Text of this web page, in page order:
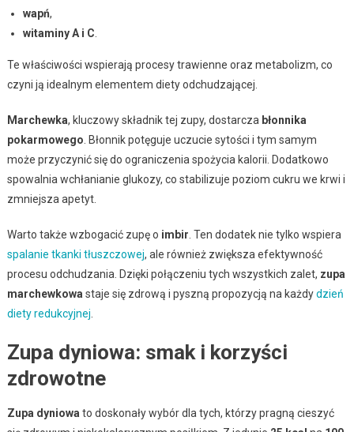
wapń,
witaminy A i C
Te właściwości wspierają procesy trawienne oraz metabolizm, co
czyni ją idealnym elementem diety odchudzającej.
Marchewka, kluczowy składnik tej zupy, dostarcza błonnika
pokarmowego . Błonnik potęguje uczucie sytości i tym samym
może przyczynić się do ograniczenia spożycia kalorii. Dodatkowo
spowalnia wchłanianie glukozy, co stabilizuje poziom cukru we krwi i
zmniejsza apetyt.
Warto także wzbogacić zupę o imbir . Ten dodatek nie tylko wspiera
spalanie tkanki tłuszczowej, ale również zwiększa efektywność
procesu odchudzania. Dzięki połączeniu tych wszystkich zalet, zupa
marchewkowa staje się zdrową i pyszną propozycją na każdydzień
diety redukcyjnej
Zupa dyniowa: smak i korzyści
zdrowotne
Zupa dyniowa to doskonały wybór dla tych, którzy pragną cieszyć